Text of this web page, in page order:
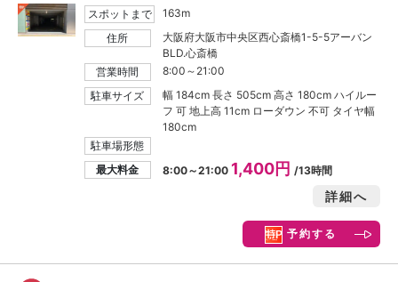
スポットまで
163m
住所
大阪府大阪市中央区西心斎橋1-5-5アーバン
BLD.心斎橋
営業時間
8:00～21:00
駐車サイズ
幅 184cm 長さ 505cm 高さ 180cm ハイルー
フ 可 地上高 11cm ローダウン 不可 タイヤ幅
180cm
駐車場形態
最大料金
8:00～21:00 1,400円/13時間
詳細へ
予約する